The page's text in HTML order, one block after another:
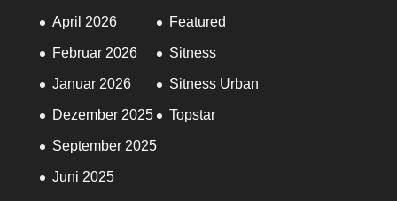
April 2026
Februar 2026
Januar 2026
Dezember 2025
September 2025
Juni 2025
Featured
Sitness
Sitness Urban
Topstar